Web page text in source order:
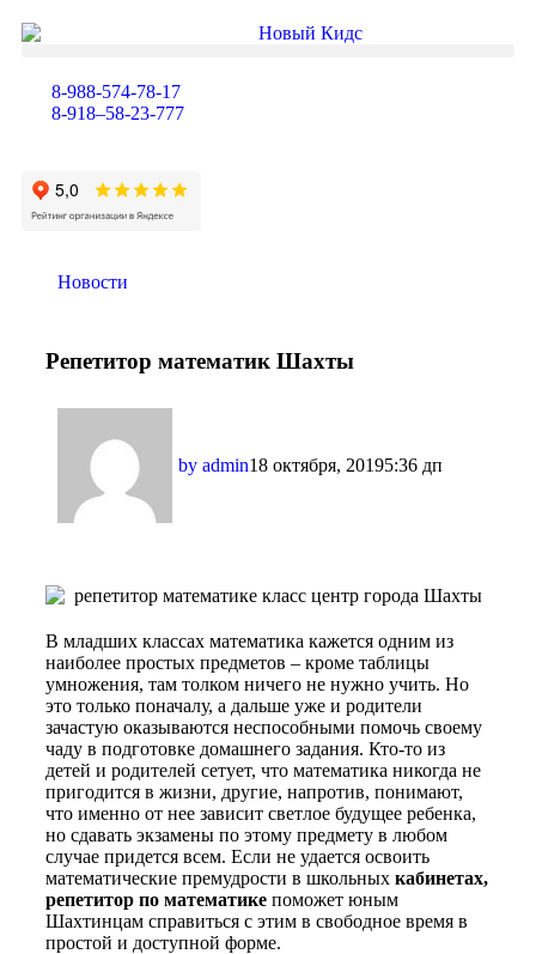
8-988-574-78-17
8-918–58-23-777
Новости
Репетитор математик Шахты
by admin18 октября, 20195:36 дп
В младших классах математика кажется одним из
наиболее простых предметов – кроме таблицы
умножения, там толком ничего не нужно учить. Но
это только поначалу, а дальше уже и родители
зачастую оказываются неспособными помочь своему
чаду в подготовке домашнего задания. Кто-то из
детей и родителей сетует, что математика никогда не
пригодится в жизни, другие, напротив, понимают,
что именно от нее зависит светлое будущее ребенка,
но сдавать экзамены по этому предмету в любом
случае придется всем. Если не удается освоить
математические премудрости в школьных кабинетах,
репетитор по математике поможет юным
Шахтинцам справиться с этим в свободное время в
простой и доступной форме.